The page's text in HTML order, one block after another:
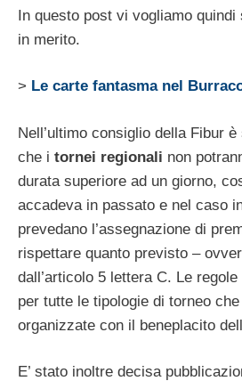
In questo post vi vogliamo quindi
in merito.
> Le carte fantasma nel
Nell’ultimo consiglio della Fibur
che i tornei regionali non
durata superiore ad un giorno,
accadeva in passato e nel caso
prevedano l’assegnazione di
rispettare quanto previsto –
dall’articolo 5 lettera C. Le
per tutte le tipologie di torneo
organizzate con il beneplacito
E’ stato inoltre decisa